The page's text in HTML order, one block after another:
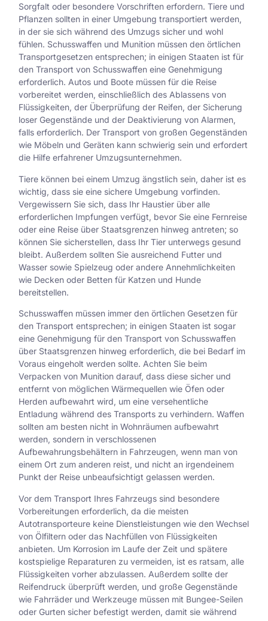
Sorgfalt oder besondere Vorschriften erfordern. Tiere und
Pflanzen sollten in einer Umgebung transportiert werden,
in der sie sich während des Umzugs sicher und wohl
fühlen. Schusswaffen und Munition müssen den örtlichen
Transportgesetzen entsprechen; in einigen Staaten ist für
den Transport von Schusswaffen eine Genehmigung
erforderlich. Autos und Boote müssen für die Reise
vorbereitet werden, einschließlich des Ablassens von
Flüssigkeiten, der Überprüfung der Reifen, der Sicherung
loser Gegenstände und der Deaktivierung von Alarmen,
falls erforderlich. Der Transport von großen Gegenständen
wie Möbeln und Geräten kann schwierig sein und erfordert
die Hilfe erfahrener Umzugsunternehmen.
Tiere können bei einem Umzug ängstlich sein, daher ist es
wichtig, dass sie eine sichere Umgebung vorfinden.
Vergewissern Sie sich, dass Ihr Haustier über alle
erforderlichen Impfungen verfügt, bevor Sie eine Fernreise
oder eine Reise über Staatsgrenzen hinweg antreten; so
können Sie sicherstellen, dass Ihr Tier unterwegs gesund
bleibt. Außerdem sollten Sie ausreichend Futter und
Wasser sowie Spielzeug oder andere Annehmlichkeiten
wie Decken oder Betten für Katzen und Hunde
bereitstellen.
Schusswaffen müssen immer den örtlichen Gesetzen für
den Transport entsprechen; in einigen Staaten ist sogar
eine Genehmigung für den Transport von Schusswaffen
über Staatsgrenzen hinweg erforderlich, die bei Bedarf im
Voraus eingeholt werden sollte. Achten Sie beim
Verpacken von Munition darauf, dass diese sicher und
entfernt von möglichen Wärmequellen wie Öfen oder
Herden aufbewahrt wird, um eine versehentliche
Entladung während des Transports zu verhindern. Waffen
sollten am besten nicht in Wohnräumen aufbewahrt
werden, sondern in verschlossenen
Aufbewahrungsbehältern in Fahrzeugen, wenn man von
einem Ort zum anderen reist, und nicht an irgendeinem
Punkt der Reise unbeaufsichtigt gelassen werden.
Vor dem Transport Ihres Fahrzeugs sind besondere
Vorbereitungen erforderlich, da die meisten
Autotransporteure keine Dienstleistungen wie den Wechsel
von Ölfiltern oder das Nachfüllen von Flüssigkeiten
anbieten. Um Korrosion im Laufe der Zeit und spätere
kostspielige Reparaturen zu vermeiden, ist es ratsam, alle
Flüssigkeiten vorher abzulassen. Außerdem sollte der
Reifendruck überprüft werden, und große Gegenstände
wie Fahrräder und Werkzeuge müssen mit Bungee-Seilen
oder Gurten sicher befestigt werden, damit sie während